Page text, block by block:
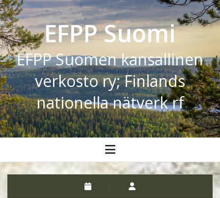
EFPP Suomi
EFPP Suomen kansallinen
verkosto ry; Finlands
nationella nätverk rf
open
menu